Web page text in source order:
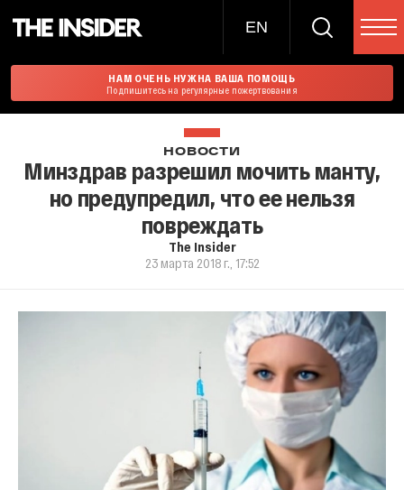
EN
НАМ ОЧЕНЬ НУЖНА ВАША ПОМОЩЬ
Подпишитесь на регулярные пожертвования
НОВОСТИ
Минздрав разрешил мочить манту,
но предупредил, что ее нельзя
повреждать
The Insider
23 марта 2018 г., 17:52